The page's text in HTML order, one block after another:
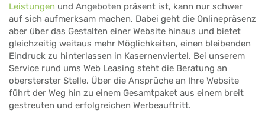
Leistungen und Angeboten präsent ist, kann nur schwer
auf sich aufmerksam machen. Dabei geht die Onlinepräsenz
aber über das Gestalten einer Website hinaus und bietet
gleichzeitig weitaus mehr Möglichkeiten, einen bleibenden
Eindruck zu hinterlassen in Kasernenviertel. Bei unserem
Service rund ums Web Leasing steht die Beratung an
obersterster Stelle. Über die Ansprüche an Ihre Website
führt der Weg hin zu einem Gesamtpaket aus einem breit
gestreuten und erfolgreichen Werbeauftritt.